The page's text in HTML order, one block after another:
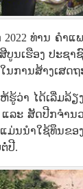
ທ່ານ ຄໍາແ
ນເຮືອງ ປະຊາ
ນການສ້າງເສ
ຮູ້ວ່າ ໄດ້ເລີ່ມລ້ຽ
ລະ ສັດປີກຈໍານ
ມ່ນນຳໃຊ້ທຶນຂ
ປີ.